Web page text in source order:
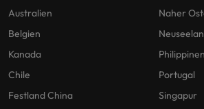
Australien
Belgien
Kanada
Chile
Festland China
Naher
Philippinen
Portugal
Singapur